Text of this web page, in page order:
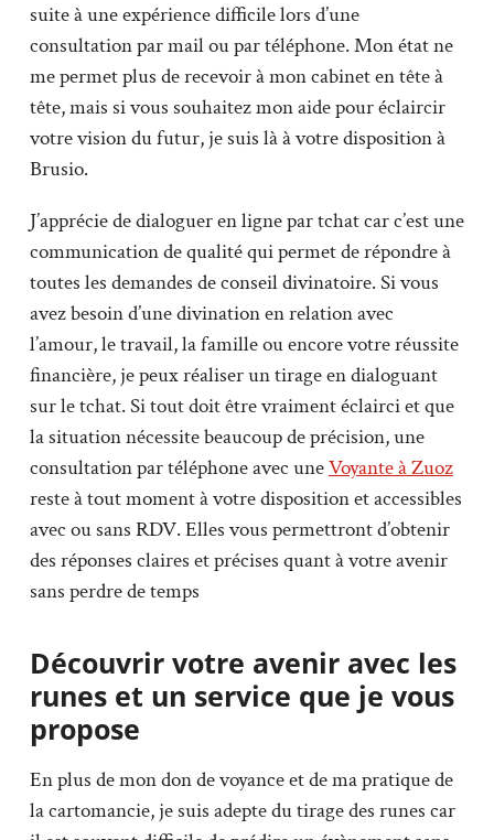
suite à une expérience difficile lors d’une
consultation par mail ou par téléphone. Mon état ne
me permet plus de recevoir à mon cabinet en tête à
tête, mais si vous souhaitez mon aide pour éclaircir
votre vision du futur, je suis là à votre disposition à
Brusio.
J’apprécie de dialoguer en ligne par tchat car c’est une
communication de qualité qui permet de répondre à
toutes les demandes de conseil divinatoire. Si vous
avez besoin d’une divination en relation avec
l’amour, le travail, la famille ou encore votre réussite
financière, je peux réaliser un tirage en dialoguant
sur le tchat. Si tout doit être vraiment éclairci et que
la situation nécessite beaucoup de précision, une
consultation par téléphone avec uneVoyante à Zuoz
reste à tout moment à votre disposition et accessibles
avec ou sans RDV. Elles vous permettront d’obtenir
des réponses claires et précises quant à votre avenir
sans perdre de temps
Découvrir votre avenir avec les
runes et un service que je vous
propose
En plus de mon don de voyance et de ma pratique de
la cartomancie, je suis adepte du tirage des runes car